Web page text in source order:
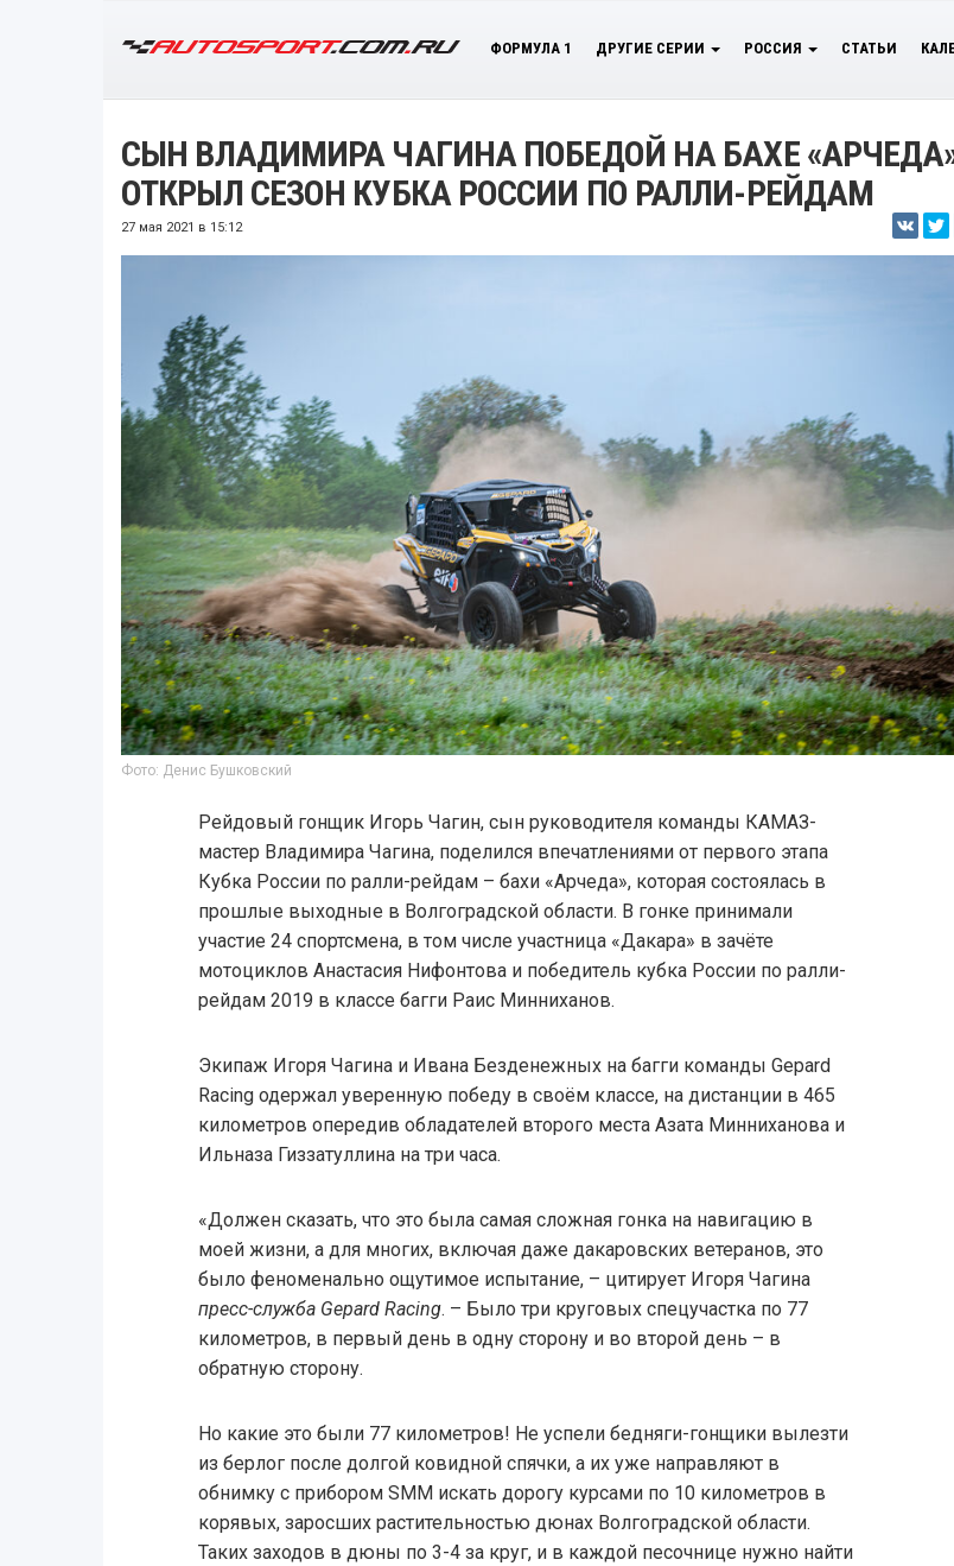
ФОРМУЛА 1 ДРУГИЕ СЕРИИ РОССИЯ СТАТЬИ
СЫН ВЛАДИМИРА ЧАГИНА ПОБЕДОЙ НА БАХЕ
ОТКРЫЛ СЕЗОН КУБКА РОССИИ ПО РАЛЛИ-РЕЙДАМ
27 мая 2021 в 15:12
Фото: Денис Бушковский
Рейдовый гонщик Игорь Чагин, сын руководителя команды КАМАЗ-
мастер Владимира Чагина, поделился впечатлениями от первого этапа
Кубка России по ралли-рейдам – бахи «Арчеда», которая состоялась в
прошлые выходные в Волгоградской области. В гонке принимали
участие 24 спортсмена, в том числе участница «Дакара» в зачёте
мотоциклов Анастасия Нифонтова и победитель кубка России по ралли-
рейдам 2019 в классе багги Раис Минниханов.
Экипаж Игоря Чагина и Ивана Безденежных на багги команды Gepard
Racing одержал уверенную победу в своём классе, на дистанции в 465
километров опередив обладателей второго места Азата Минниханова и
Ильназа Гиззатуллина на три часа.
«Должен сказать, что это была самая сложная гонка на навигацию в
моей жизни, а для многих, включая даже дакаровских ветеранов, это
было феноменально ощутимое испытание, – цитирует Игоря Чагина
пресс-служба Gepard Racing. – Было три круговых спецучастка по 77
километров, в первый день в одну сторону и во второй день – в
обратную сторону.
Но какие это были 77 километров! Не успели бедняги-гонщики вылезти
из берлог после долгой ковидной спячки, а их уже направляют в
обнимку с прибором SMM искать дорогу курсами по 10 километров в
корявых, заросших растительностью дюнах Волгоградской области.
Таких заходов в дюны по 3-4 за круг, и в каждой песочнице нужно найти